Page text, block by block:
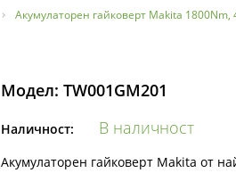
Акумулаторен гайковерт Makita 1800Nm,
Модел: TW001GM201
Наличност: В наличност
Акумулаторен гайковерт Makita от